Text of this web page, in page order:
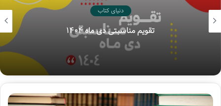
داشته که نشان از آینده ای درخشان می دهد. ان شا الله این
کتابگردی ها ادامه دارد…
همان ابتدای ورود، تخته سیاهی که نشان از طرح تابستانه کتاب
دارد، نظرمان را جلب می کند. طرحی که با آن می شد برای خرید
دنیای کتاب
تقویم مناسبتی دی ماه ۱۴۰۴